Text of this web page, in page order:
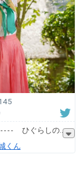
- - - - - ひぐらしの
くん